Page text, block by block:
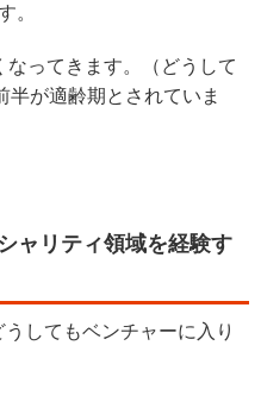
。
ってきます。（どうして
半が適齢期とされていま
ャリティ領域を経験す
してもベンチャーに入り